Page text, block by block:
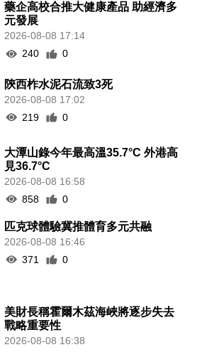
藥企高校合推大健康產品 助經濟多
元發展
2026-08-08 17:14
240
0
陝西柞水泥石流致3死
2026-08-08 17:02
219
0
大潭山錄今年最高溫35.7°C 外港高
見36.7°C
2026-08-08 16:58
858
0
匹克球體驗冀推體育多元共融
2026-08-08 16:46
371
0
美財長稱霍爾木茲海峽將逐步失去
戰略重要性
2026-08-08 16:38